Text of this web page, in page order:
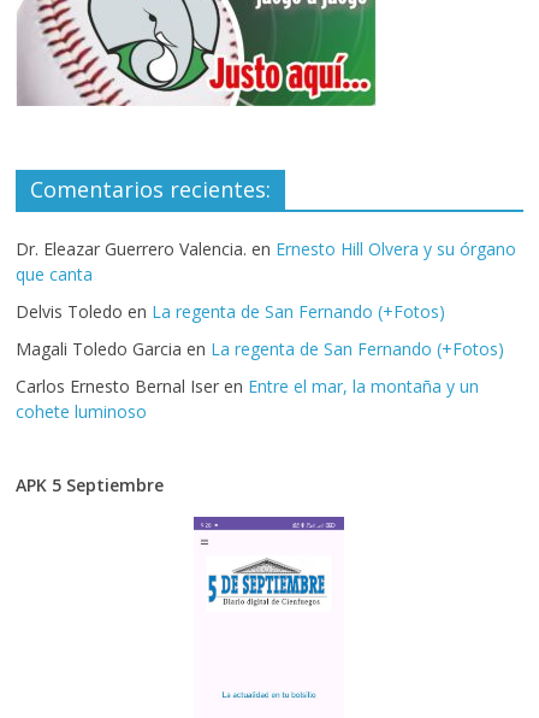
Comentarios recientes:
Dr. Eleazar Guerrero Valencia. en Ernesto Hill Olvera y su órgano
que canta
Delvis Toledo en La regenta de San Fernando (+Fotos)
Magali Toledo Garcia en La regenta de San Fernando (+Fotos)
Carlos Ernesto Bernal Iser en Entre el mar, la montaña y un
cohete luminoso
APK 5 Septiembre